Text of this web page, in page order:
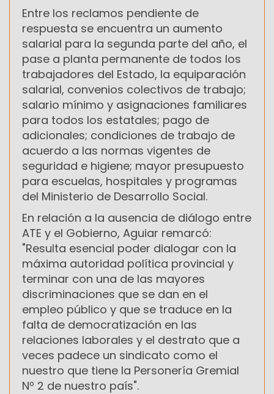
Entre los reclamos pendiente de
respuesta se encuentra un aumento
salarial para la segunda parte del año, el
pase a planta permanente de todos los
trabajadores del Estado, la equiparación
salarial, convenios colectivos de trabajo;
salario mínimo y asignaciones familiares
para todos los estatales; pago de
adicionales; condiciones de trabajo de
acuerdo a las normas vigentes de
seguridad e higiene; mayor presupuesto
para escuelas, hospitales y programas
del Ministerio de Desarrollo Social.
En relación a la ausencia de diálogo entre
ATE y el Gobierno, Aguiar remarcó:
"Resulta esencial poder dialogar con la
máxima autoridad política provincial y
terminar con una de las mayores
discriminaciones que se dan en el
empleo público y que se traduce en la
falta de democratización en las
relaciones laborales y el destrato que a
veces padece un sindicato como el
nuestro que tiene la Personería Gremial
Nº 2 de nuestro país".